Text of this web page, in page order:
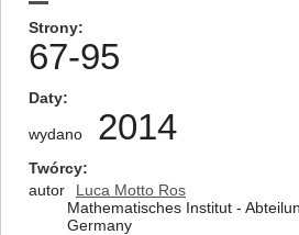
Strony
67-95
Daty
wydano 2014
Twórcy
autor
Luca Motto Ros
Mathematisches Institut -
Germany